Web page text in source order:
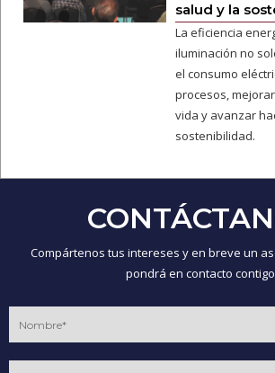
salud y la
La eficiencia
iluminación no
el consumo
procesos,
vida y avanzar
sostenibilidad.
Compártenos tus intereses y en breve un
pondrá en contacto